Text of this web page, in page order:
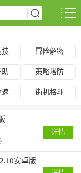
冒险解密
策略塔防
速 街机格斗
详情
安卓版